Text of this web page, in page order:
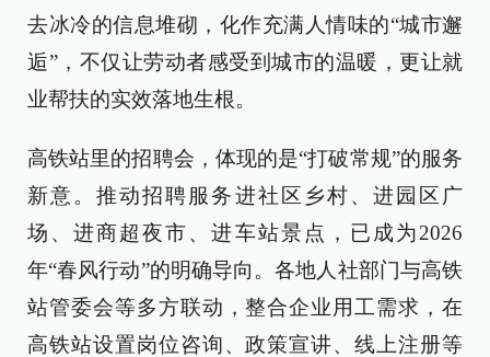
去冰冷的信息堆砌，化作充满人情味的“城市邂
逅”，不仅让劳动者感受到城市的温暖，更让就
业帮扶的实效落地生根。
高铁站里的招聘会，体现的是“打破常规”的服务
新意。推动招聘服务进社区乡村、进园区广
场、进商超夜市、进车站景点，已成为2026
年“春风行动”的明确导向。各地人社部门与高铁
站管委会等多方联动，整合企业用工需求，在
高铁站设置岗位咨询、政策宣讲、线上注册等